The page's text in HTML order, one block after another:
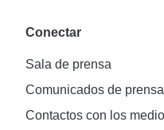
Conectar
Sala de prensa
Comunicados de prensa
Contactos con los